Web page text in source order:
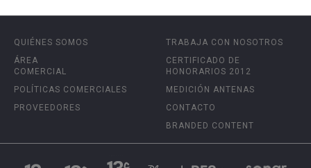
QUIÉNES SOMOS
ÁREA
COMERCIAL
POLÍTICAS COMERCIALES
PROVEEDORES
TRABAJA CON NOSOTROS
CERTIFICADO DE
HONORARIOS 2012
MEDICIÓN ANTENAS
CONTACTO
BRANDED CONTENT